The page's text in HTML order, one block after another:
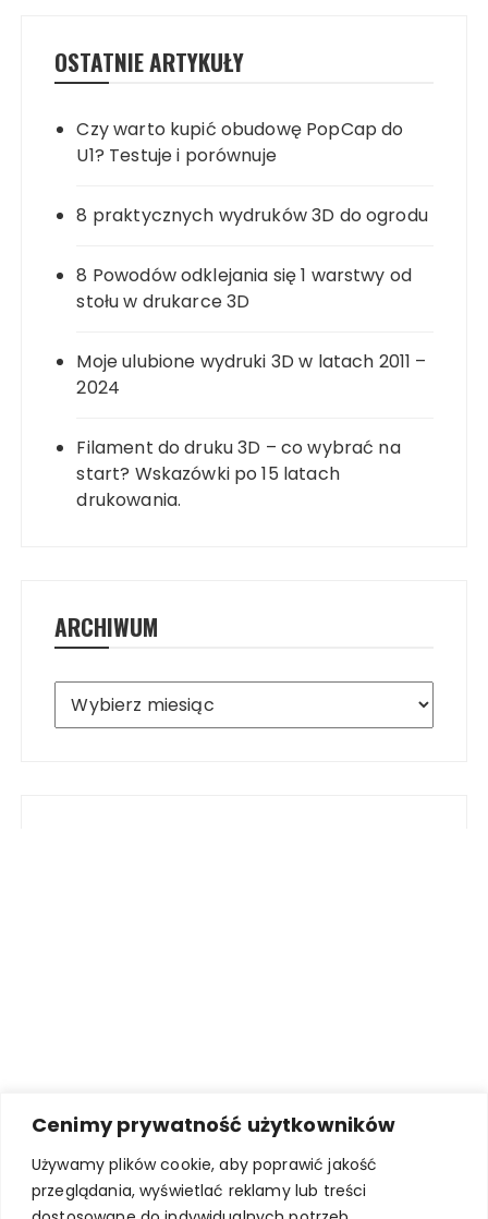
Cenimy prywatność użytkowników
Używamy plików cookie, aby poprawić jakość
przeglądania, wyświetlać reklamy lub treści
OSTATNIE ARTYKUŁY
Czy warto kupić obudowę PopCap do
U1? Testuje i porównuje
8 praktycznych wydruków 3D do ogrodu
8 Powodów odklejania się 1 warstwy od
stołu w drukarce 3D
Moje ulubione wydruki 3D w latach 2011 –
2024
Filament do druku 3D – co wybrać na
start? Wskazówki po 15 latach
drukowania.
ARCHIWUM
Archiwum